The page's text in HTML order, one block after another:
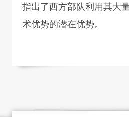
指出了西方部队利用其大
术优势的潜在优势。